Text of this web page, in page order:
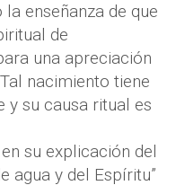
enseñanza de que
de
una apreciación
nacimiento tiene
y su causa ritual es
su explicación del
agua y del Espíritu”